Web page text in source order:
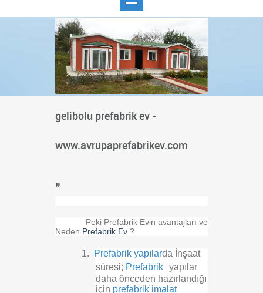
gelibolu prefabrik ev -
www.avrupaprefabrikev.com
"
Peki Prefabrik Evin avantajları ve
Neden Prefabrik Ev ?
1. Prefabrik yapılarda İnşaat
süresi; Prefabrik yapılar
daha önceden hazırlandığı
için prefabrik imalat